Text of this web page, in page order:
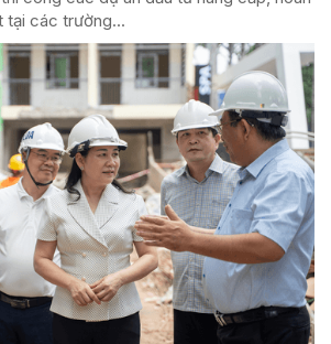
tại các trường...